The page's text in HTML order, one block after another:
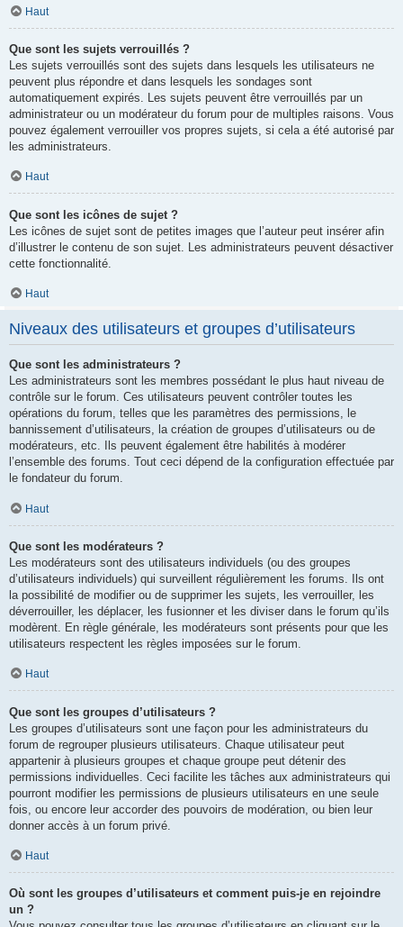
Haut
Que sont les sujets verrouillés ?
Les sujets verrouillés sont des sujets dans lesquels les utilisateurs ne
peuvent plus répondre et dans lesquels les sondages sont
automatiquement expirés. Les sujets peuvent être verrouillés par un
administrateur ou un modérateur du forum pour de multiples raisons. Vous
pouvez également verrouiller vos propres sujets, si cela a été autorisé par
les administrateurs.
Haut
Que sont les icônes de sujet ?
Les icônes de sujet sont de petites images que l’auteur peut insérer afin
d’illustrer le contenu de son sujet. Les administrateurs peuvent désactiver
cette fonctionnalité.
Haut
Niveaux des utilisateurs et groupes d’utilisateurs
Que sont les administrateurs ?
Les administrateurs sont les membres possédant le plus haut niveau de
contrôle sur le forum. Ces utilisateurs peuvent contrôler toutes les
opérations du forum, telles que les paramètres des permissions, le
bannissement d’utilisateurs, la création de groupes d’utilisateurs ou de
modérateurs, etc. Ils peuvent également être habilités à modérer
l’ensemble des forums. Tout ceci dépend de la configuration effectuée par
le fondateur du forum.
Haut
Que sont les modérateurs ?
Les modérateurs sont des utilisateurs individuels (ou des groupes
d’utilisateurs individuels) qui surveillent régulièrement les forums. Ils ont
la possibilité de modifier ou de supprimer les sujets, les verrouiller, les
déverrouiller, les déplacer, les fusionner et les diviser dans le forum qu’ils
modèrent. En règle générale, les modérateurs sont présents pour que les
utilisateurs respectent les règles imposées sur le forum.
Haut
Que sont les groupes d’utilisateurs ?
Les groupes d’utilisateurs sont une façon pour les administrateurs du
forum de regrouper plusieurs utilisateurs. Chaque utilisateur peut
appartenir à plusieurs groupes et chaque groupe peut détenir des
permissions individuelles. Ceci facilite les tâches aux administrateurs qui
pourront modifier les permissions de plusieurs utilisateurs en une seule
fois, ou encore leur accorder des pouvoirs de modération, ou bien leur
donner accès à un forum privé.
Haut
Où sont les groupes d’utilisateurs et comment puis-je en rejoindre
un ?